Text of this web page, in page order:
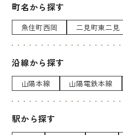
町名から探す
魚住町西岡 二見町東二見
沿線から探す
山陽本線 山陽電鉄本線
駅から探す